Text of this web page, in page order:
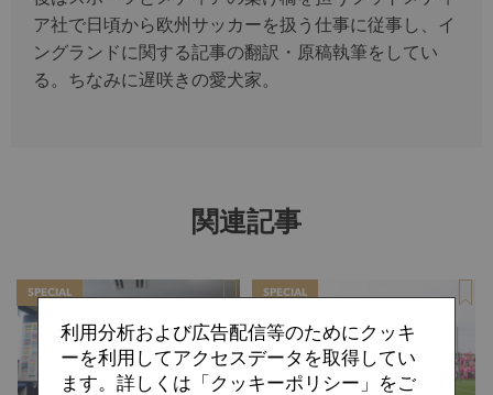
ア社で日頃から欧州サッカーを扱う仕事に従事し、イ
ングランドに関する記事の翻訳・原稿執筆をしてい
る。ちなみに遅咲きの愛犬家。
関連記事
SPECIAL SPECIAL
利用分析および広告配信等のためにクッキ
ーを利用してアクセスデータを取得してい
ます。詳しくは「クッキーポリシー」をご